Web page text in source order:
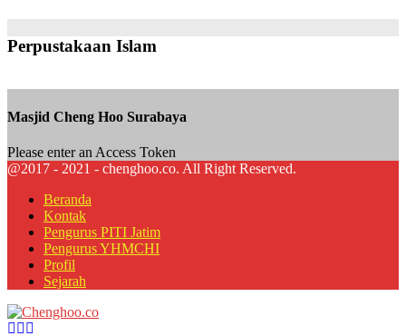
Perpustakaan Islam
Masjid Cheng Hoo Surabaya
Please enter an Access Token
@2017 - 2021 - chenghoo.co. All Right Reserved.
Beranda
Kontak
Pengurus PITI Jatim
Pengurus YHMCHI
Profil
Sejarah
Facebook
Twitter